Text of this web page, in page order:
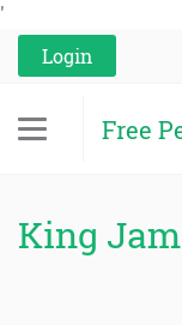
'
Login
Free
King